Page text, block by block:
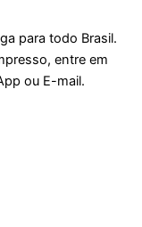
para todo Brasil.
entre em
ou E-mail.